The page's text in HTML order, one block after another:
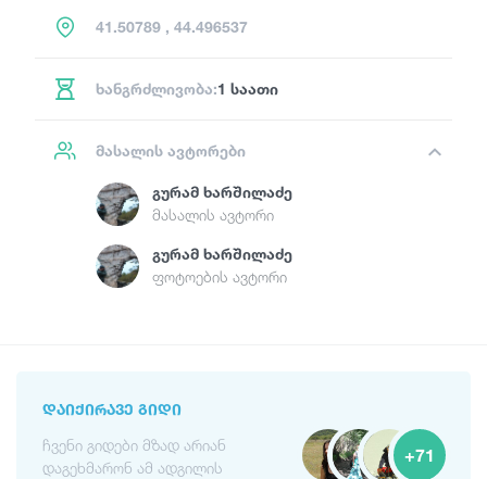
41.50789 , 44.496537
ხანგრძლივობა:1 საათი
მასალის ავტორები
Გურამ Ხარშილაძე
მასალის ავტორი
Გურამ Ხარშილაძე
ფოტოების ავტორი
ᲓᲐᲘᲥᲘᲠᲐᲕᲔ ᲒᲘᲓᲘ
ჩვენი გიდები მზად არიან
დაგეხმარონ ამ ადგილის
+71